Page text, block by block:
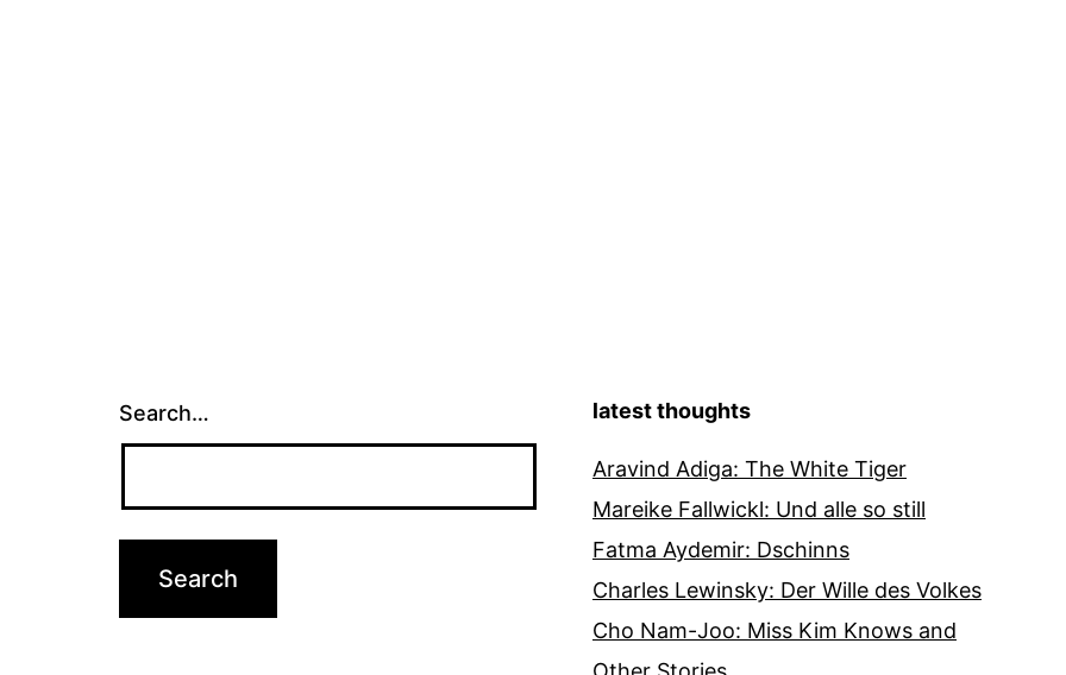
Search… latest thoughts
Aravind Adiga: The White Tiger
Mareike Fallwickl: Und alle so still
Fatma Aydemir: Dschinns
Charles Lewinsky: Der Wille des Volkes
Cho Nam-Joo: Miss Kim Knows and